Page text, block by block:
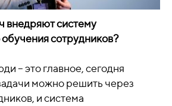
внедряют систему
сотрудников?
– это главное, сегодня
можно решить через
и система